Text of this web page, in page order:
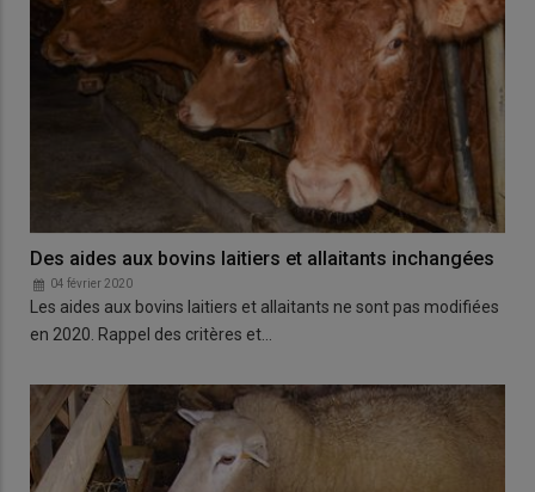
Des aides aux bovins laitiers et allaitants inchangées
04 février 2020
Les aides aux bovins laitiers et allaitants ne sont pas modifiées
en 2020. Rappel des critères et…